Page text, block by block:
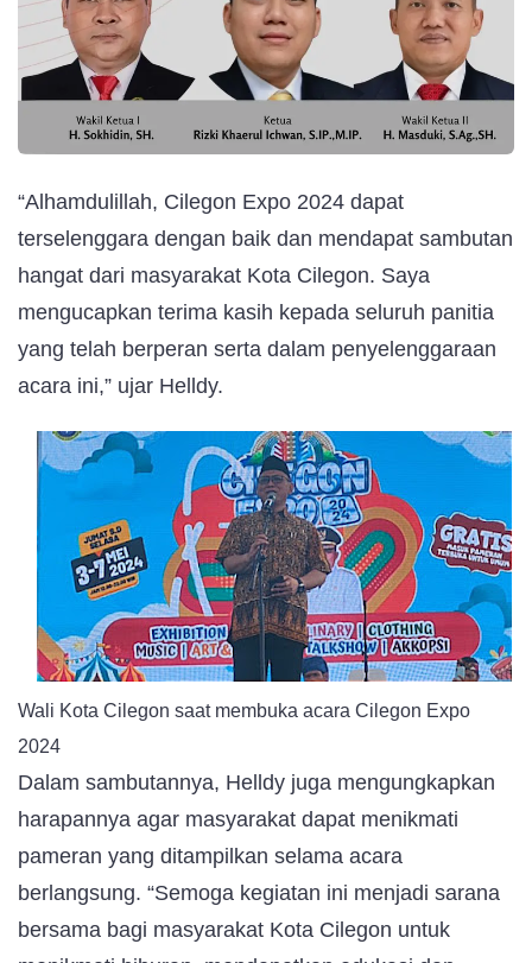
“Alhamdulillah, Cilegon Expo 2024 dapat
terselenggara dengan baik dan mendapat sambutan
hangat dari masyarakat Kota Cilegon. Saya
mengucapkan terima kasih kepada seluruh panitia
yang telah berperan serta dalam penyelenggaraan
acara ini,” ujar Helldy.
Wali Kota Cilegon saat membuka acara Cilegon Expo
2024
Dalam sambutannya, Helldy juga mengungkapkan
harapannya agar masyarakat dapat menikmati
pameran yang ditampilkan selama acara
berlangsung. “Semoga kegiatan ini menjadi sarana
bersama bagi masyarakat Kota Cilegon untuk